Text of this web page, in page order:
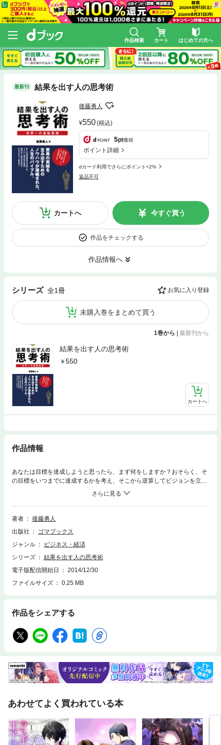
作品検索 カート はじめての方へ
最新刊 結果を出す人の思考術
後藤勇人
550(税込)
5pt獲得
ポイント詳細
dカード利用でさらにポイント+2%
返品不可
カートへ 今すぐ買う
作品をチェックする
作品情報へ
シリーズ 全1冊 お気に入り登録
未購入巻をまとめて買う
1巻から 最新刊から
結果を出す人の思考術
550
カートへ
作品情報
あなたは目標を達成しようと思ったら、まず何をしますか？おそらく、そ
の目標をいつまでに達成するかを考え、そこから逆算してビジョンを立
て、実行しようとするでしょう。しかしそれは間違っていると言われた
ら、あなたはどう思いますか？筆者・後藤勇人氏に授けられた、世界一の
ギター会社フジゲン株式会社会長・横内祐一郎氏の逆転発想。本書は、多
くの成功者を生み出した、横内氏の思想をわかりやすく体系化。驚異の実
著者
後藤勇人
出版社
ゴマブックス
ジャンル
ビジネス・経済
シリーズ
結果を出す人の思考術
電子版配信開始日
2014/12/30
ファイルサイズ
0.25 MB
作品をシェアする
あわせてよく買われている本